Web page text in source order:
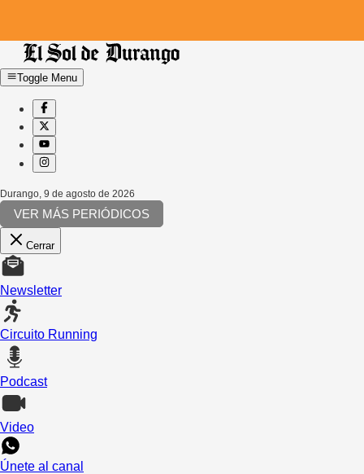
Toggle Menu
Durango 9 de agosto de 2026
VER MÁS PERIÓDICOS
Cerrar
Newsletter
Circuito Running
Podcast
Video
Únete al canal